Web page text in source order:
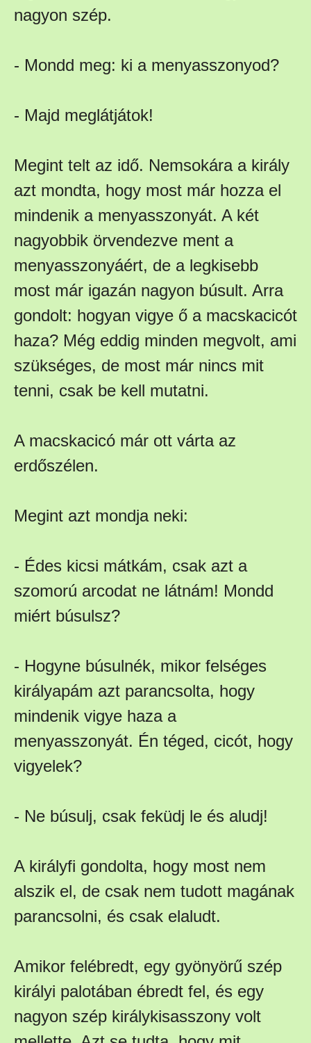
nagyon szép.
- Mondd meg: ki a menyasszonyod?
- Majd meglátjátok!
Megint telt az idő. Nemsokára a király
azt mondta, hogy most már hozza el
mindenik a menyasszonyát. A két
nagyobbik örvendezve ment a
menyasszonyáért, de a legkisebb
most már igazán nagyon búsult. Arra
gondolt: hogyan vigye ő a macskacicót
haza? Még eddig minden megvolt, ami
szükséges, de most már nincs mit
tenni, csak be kell mutatni.
A macskacicó már ott várta az
erdőszélen.
Megint azt mondja neki:
- Édes kicsi mátkám, csak azt a
szomorú arcodat ne látnám! Mondd
miért búsulsz?
- Hogyne búsulnék, mikor felséges
királyapám azt parancsolta, hogy
mindenik vigye haza a
menyasszonyát. Én téged, cicót, hogy
vigyelek?
- Ne búsulj, csak feküdj le és aludj!
A királyfi gondolta, hogy most nem
alszik el, de csak nem tudott magának
parancsolni, és csak elaludt.
Amikor felébredt, egy gyönyörű szép
királyi palotában ébredt fel, és egy
nagyon szép királykisasszony volt